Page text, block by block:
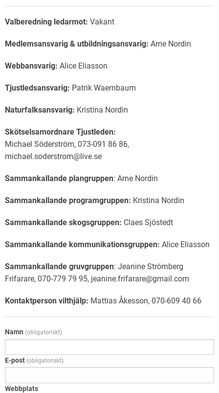
Valberedning ledarmot: Vakant
Medlemsansvarig & utbildningsansvarig: Arne Nordin
Webbansvarig: Alice Eliasson
Tjustledsansvarig: Patrik Waernbaum
Naturfalksansvarig: Kristina Nordin
Skötselsamordnare Tjustleden:
Michael Söderström, 073-091 86 86,
michael.soderstrom@live.se
Sammankallande plangruppen: Arne Nordin
Sammankallande programgruppen: Kristina Nordin
Sammankallande skogsgruppen: Claes Sjöstedt
Sammankallande kommunikationsgruppen: Alice Eliasson
Sammankallande gruvgruppen: Jeanine Strömberg
Frifarare, 070-779 79 95, jeanine.frifarare@gmail.com
Kontaktperson vilthjälp: Mattias Åkesson, 070-609 40 66
Namn (obligatoriskt)
E-post (obligatoriskt)
Webbplats